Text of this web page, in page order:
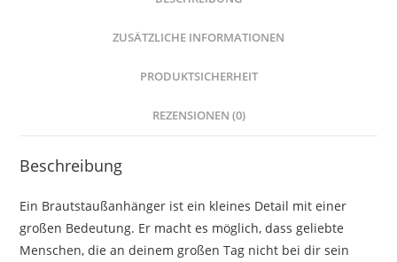
ZUSÄTZLICHE INFORMATIONEN
PRODUKTSICHERHEIT
REZENSIONEN (0)
Beschreibung
Ein Brautstaußanhänger ist ein kleines Detail mit einer
großen Bedeutung. Er macht es möglich, dass geliebte
Menschen, die an deinem großen Tag nicht bei dir sein